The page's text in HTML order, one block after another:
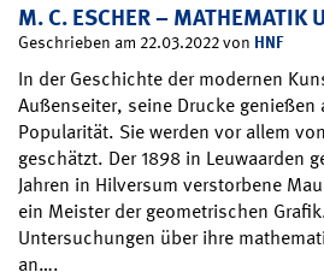
M. C. ESCHER – MATHEMATIK
Geschrieben am 22.03.2022 von HNF
In der Geschichte der modernen
Außenseiter, seine Drucke genießen
Popularität. Sie werden vor allem
geschätzt. Der 1898 in Leuwaarden
Jahren in Hilversum verstorbene
ein Meister der geometrischen
Untersuchungen über ihre
an….